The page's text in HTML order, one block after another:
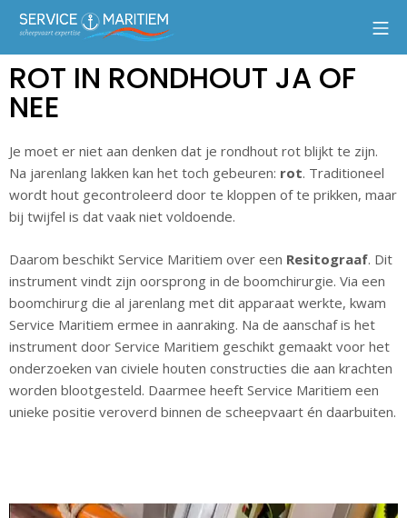
ROT IN RONDHOUT JA OF
NEE
Je moet er niet aan denken dat je rondhout rot blijkt te zijn.
Na jarenlang lakken kan het toch gebeuren: rot. Traditioneel
wordt hout gecontroleerd door te kloppen of te prikken, maar
bij twijfel is dat vaak niet voldoende.
Daarom beschikt Service Maritiem over een Resitograaf. Dit
instrument vindt zijn oorsprong in de boomchirurgie. Via een
boomchirurg die al jarenlang met dit apparaat werkte, kwam
Service Maritiem ermee in aanraking. Na de aanschaf is het
instrument door Service Maritiem geschikt gemaakt voor het
onderzoeken van civiele houten constructies die aan krachten
worden blootgesteld. Daarmee heeft Service Maritiem een
unieke positie veroverd binnen de scheepvaart én daarbuiten.